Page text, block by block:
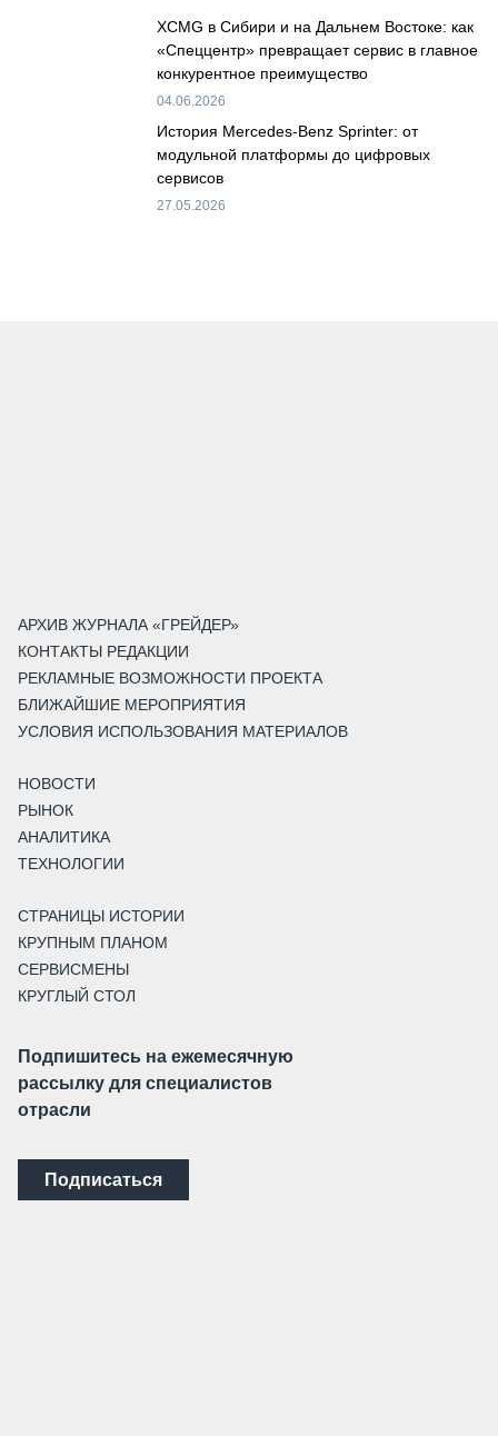
XCMG в Сибири и на Дальнем Востоке: как
«Спеццентр» превращает сервис в главное
конкурентное преимущество
04.06.2026
История Mercedes-Benz Sprinter: от
модульной платформы до цифровых
сервисов
27.05.2026
АРХИВ ЖУРНАЛА «ГРЕЙДЕР»
КОНТАКТЫ РЕДАКЦИИ
РЕКЛАМНЫЕ ВОЗМОЖНОСТИ ПРОЕКТА
БЛИЖАЙШИЕ МЕРОПРИЯТИЯ
УСЛОВИЯ ИСПОЛЬЗОВАНИЯ МАТЕРИАЛОВ
НОВОСТИ
РЫНОК
АНАЛИТИКА
ТЕХНОЛОГИИ
СТРАНИЦЫ ИСТОРИИ
КРУПНЫМ ПЛАНОМ
СЕРВИСМЕНЫ
КРУГЛЫЙ СТОЛ
Подпишитесь на ежемесячную
рассылку для специалистов
отрасли
Подписаться